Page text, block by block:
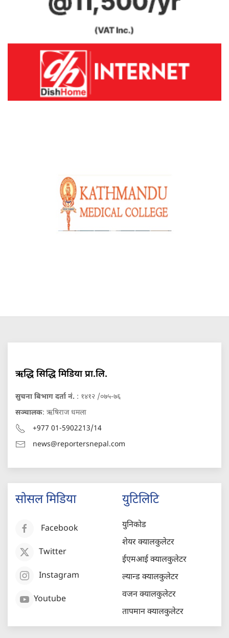
ऋद्धि सिद्धि मिडिया प्रा.लि.
सुचना बिभाग दर्ता नं. : १४१२ /०७५-७६
सञ्चालक: ऋषिराज धमला
+977 01-5902213/14
news@reportersnepal.com
सोसल मिडिया
Facebook
Twitter
Instagram
Youtube
युटिलिटि
युनिकोड
शेयर क्यालकुलेटर
ईएमआई क्यालकुलेटर
ल्यान्ड क्यालकुलेटर
वजन क्यालकुलेटर
तापमान क्यालकुलेटर